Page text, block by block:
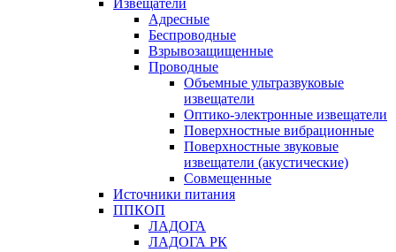
Извещатели
Адресные
Беспроводные
Взрывозащищенные
Проводные
Объемные ультразвуковые
извещатели
Оптико-электронные извещатели
Поверхностные вибрационные
Поверхностные звуковые
извещатели (акустические)
Совмещенные
Источники питания
ППКОП
ЛАДОГА
ЛАДОГА РК